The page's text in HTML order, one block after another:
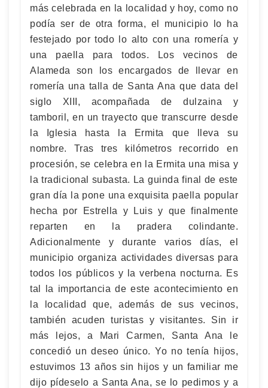
más celebrada en la localidad y hoy, como no
podía ser de otra forma, el municipio lo ha
festejado por todo lo alto con una romería y
una paella para todos. Los vecinos de
Alameda son los encargados de llevar en
romería una talla de Santa Ana que data del
siglo XIII, acompañada de dulzaina y
tamboril, en un trayecto que transcurre desde
la Iglesia hasta la Ermita que lleva su
nombre. Tras tres kilómetros recorrido en
procesión, se celebra en la Ermita una misa y
la tradicional subasta. La guinda final de este
gran día la pone una exquisita paella popular
hecha por Estrella y Luis y que finalmente
reparten en la pradera colindante.
Adicionalmente y durante varios días, el
municipio organiza actividades diversas para
todos los públicos y la verbena nocturna. Es
tal la importancia de este acontecimiento en
la localidad que, además de sus vecinos,
también acuden turistas y visitantes. Sin ir
más lejos, a Mari Carmen, Santa Ana le
concedió un deseo único. Yo no tenía hijos,
estuvimos 13 años sin hijos y un familiar me
dijo pídeselo a Santa Ana, se lo pedimos y a